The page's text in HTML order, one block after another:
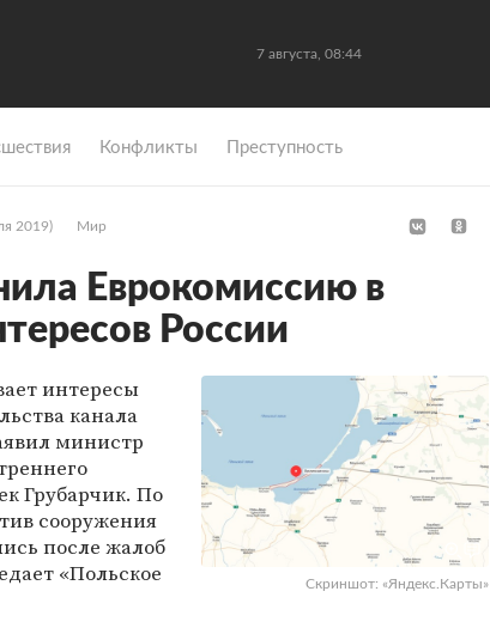
7 августа, 08:44
Конфликты Преступность
2019) Мир
Еврокомиссию в
России
Скриншот: «Яндекс.Карты»
интересы
канала
министр
Грубарчик. По
сооружения
после жалоб
«Польское